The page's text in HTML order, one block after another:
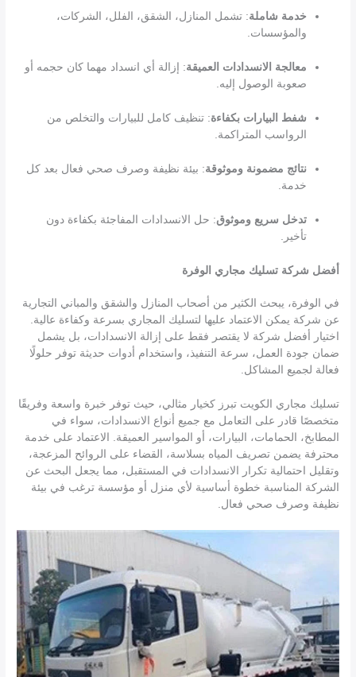
خدمة شاملة: تشمل المنازل، الشقق، الفلل، الشركات،
والمؤسسات.
معالجة الانسدادات العميقة: إزالة أي انسداد مهما كان حجمه أو
صعوبة الوصول إليه.
شفط البيارات بكفاءة: تنظيف كامل للبيارات والتخلص من
الرواسب المتراكمة.
نتائج مضمونة وموثوقة: بيئة نظيفة وصرف صحي فعال بعد كل
خدمة.
تدخل سريع وموثوق: حل الانسدادات المفاجئة بكفاءة دون
تأخير.
أفضل شركة تسليك مجاري الوفرة
في الوفرة، يبحث الكثير من أصحاب المنازل والشقق والمباني التجارية
عن شركة يمكن الاعتماد عليها لتسليك المجاري بسرعة وكفاءة عالية.
اختيار أفضل شركة لا يقتصر فقط على إزالة الانسدادات، بل يشمل
ضمان جودة العمل، سرعة التنفيذ، واستخدام أدوات حديثة توفر حلولًا
فعالة لجميع المشاكل.
تسليك مجاري الكويت تبرز كخيار مثالي، حيث توفر خبرة واسعة وفريقًا
متخصصًا قادر على التعامل مع جميع أنواع الانسدادات، سواء في
المطابخ، الحمامات، البيارات، أو المواسير العميقة. الاعتماد على خدمة
محترفة يضمن تصريف المياه بسلاسة، القضاء على الروائح المزعجة،
وتقليل احتمالية تكرار الانسدادات في المستقبل، مما يجعل البحث عن
الشركة المناسبة خطوة أساسية لأي منزل أو مؤسسة ترغب في بيئة
نظيفة وصرف صحي فعال.